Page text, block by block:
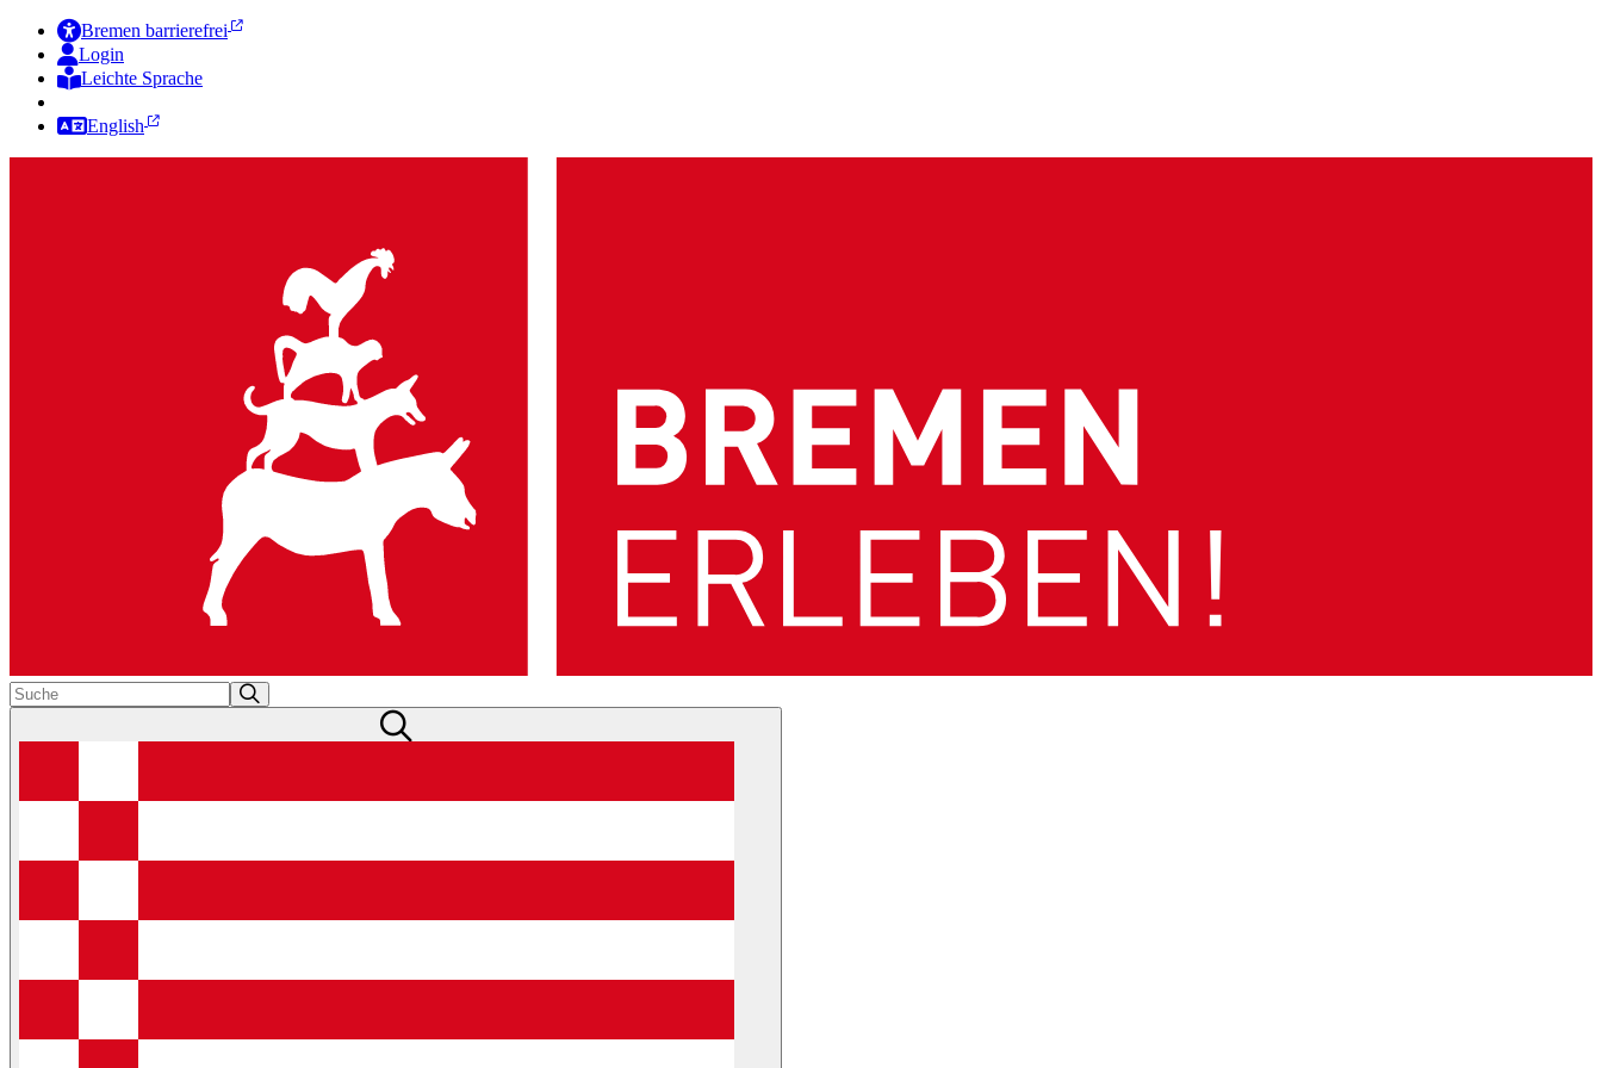
Bremen barrierefrei
Login
Leichte Sprache
English